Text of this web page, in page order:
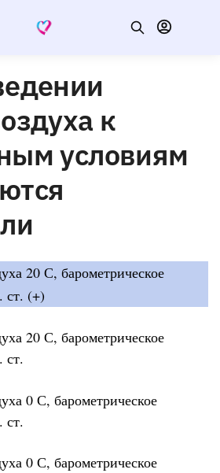
к
условиям
20 С, барометрическое
ст. (+)
20 С, барометрическое
ст.
0 С, барометрическое
ст.
0 С, барометрическое